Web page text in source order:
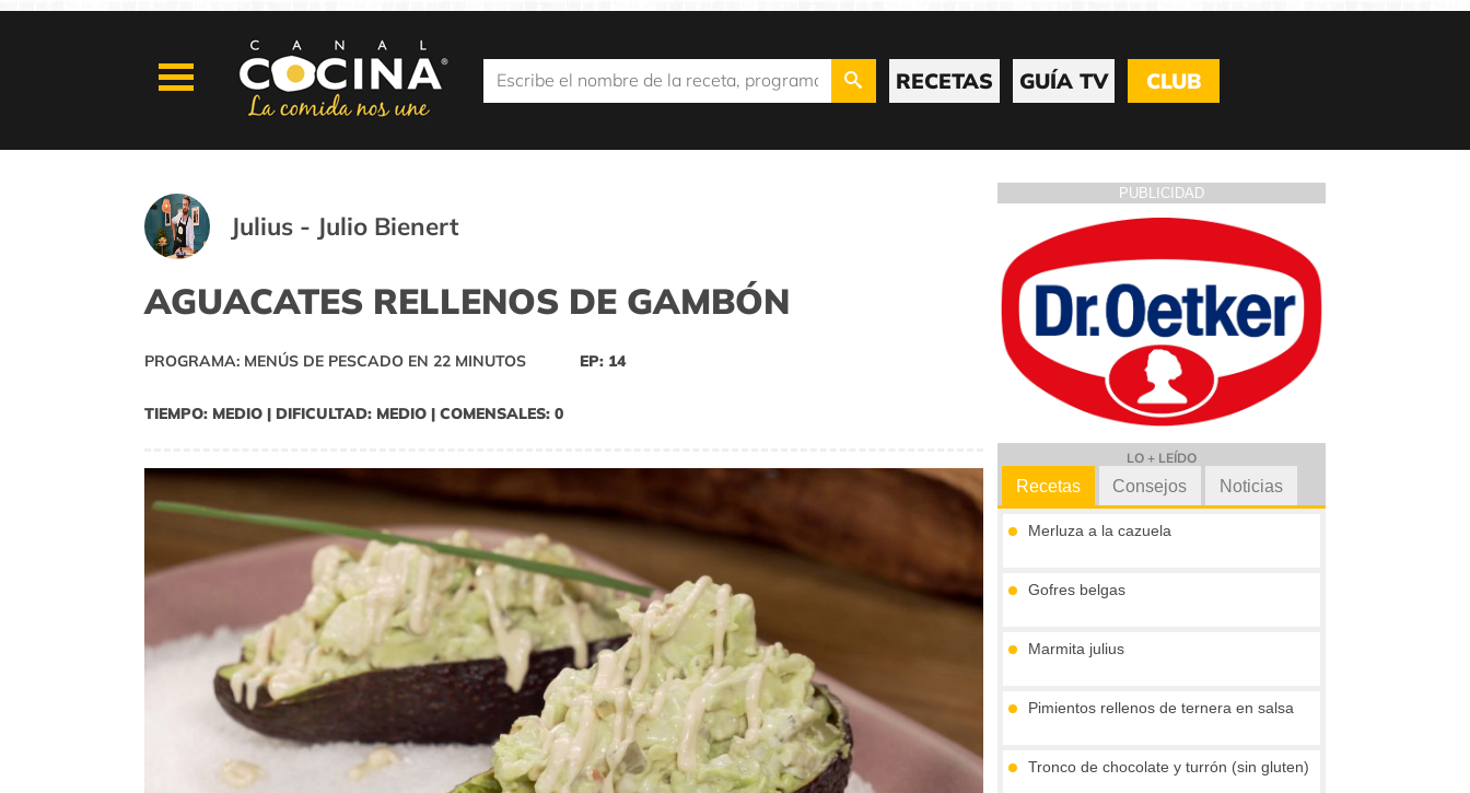
RECETAS GUÍA TV CLUB
Julius - Julio Bienert
AGUACATES RELLENOS DE GAMBÓN
PROGRAMA: MENÚS DE PESCADO EN 22 MINUTOS EP: 14
TIEMPO: MEDIO | DIFICULTAD: MEDIO | COMENSALES: 0
PUBLICIDAD
LO + LEÍDO
Recetas
Merluza a la cazuela
Gofres belgas
Marmita julius
Pimientos rellenos de ternera en salsa
Tronco de chocolate y turrón (sin gluten)
Consejos Noticias